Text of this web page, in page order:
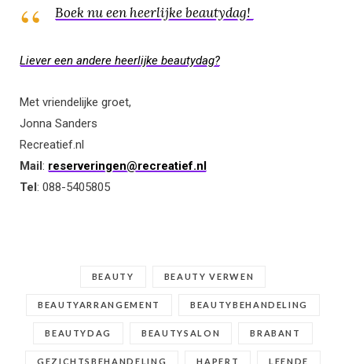
Boek nu een heerlijke beautydag!
Liever een andere heerlijke beautydag?
Met vriendelijke groet,
Jonna Sanders
Recreatief.nl
Mail: reserveringen@recreatief.nl
Tel: 088-5405805
BEAUTY BEAUTY VERWEN
BEAUTYARRANGEMENT BEAUTYBEHANDELING
BEAUTYDAG BEAUTYSALON BRABANT
GEZICHTSBEHANDELING HAPERT LEENDE